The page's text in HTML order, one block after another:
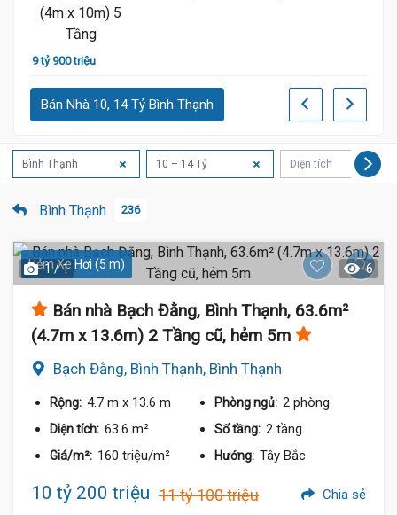
9 tỷ 900 triệu
Bán Nhà 10, 14 Tỷ Bình Thạnh
Bình Thạnh 10 – 14 Tỷ Diện tích
Bình Thạnh 236
Hẻm Xe Hơi (5 m)
1 / 1 6
Bán nhà Bạch Đằng, Bình Thạnh, 63.6m²
(4.7m x 13.6m) 2 Tầng cũ, hẻm 5m
Bạch Đằng, Bình Thạnh, Bình Thạnh
Rộng: 4.7 m x 13.6 m Phòng ngủ: 2 phòng
Diện tích: 63.6 m² Số tầng: 2 tầng
Giá/m²: 160 triệu/m² Hướng: Tây Bắc
10 tỷ 200 triệu 11 tỷ 100 triệu Chia sẻ